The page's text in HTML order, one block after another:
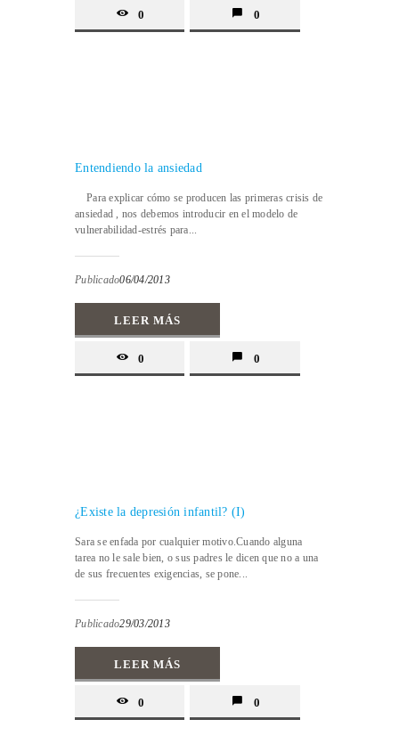
0 0
Entendiendo la ansiedad
Para explicar cómo se producen las primeras crisis de
ansiedad , nos debemos introducir en el modelo de
vulnerabilidad-estrés para...
Publicado06/04/2013
LEER MÁS
0 0
¿Existe la depresión infantil? (I)
Sara se enfada por cualquier motivo.Cuando alguna
tarea no le sale bien, o sus padres le dicen que no a una
de sus frecuentes exigencias, se pone...
Publicado29/03/2013
LEER MÁS
0 0